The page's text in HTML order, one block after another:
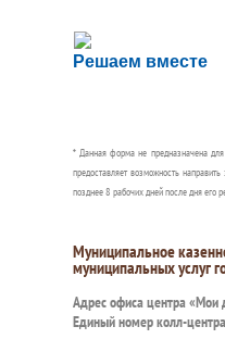
Решаем вместе
Сложности с
Сообщите об этом
* Данная форма не предназначена
предоставляет возможность
позднее 8 рабочих дней после дня его
Муниципальное
муниципальных услуг
Адрес офиса центра «Мои
Единый номер колл-